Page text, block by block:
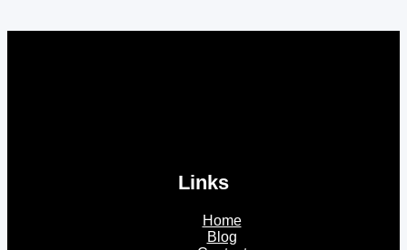
Links
Home
Blog